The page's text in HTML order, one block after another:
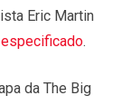
Eric Martin
.
da The Big